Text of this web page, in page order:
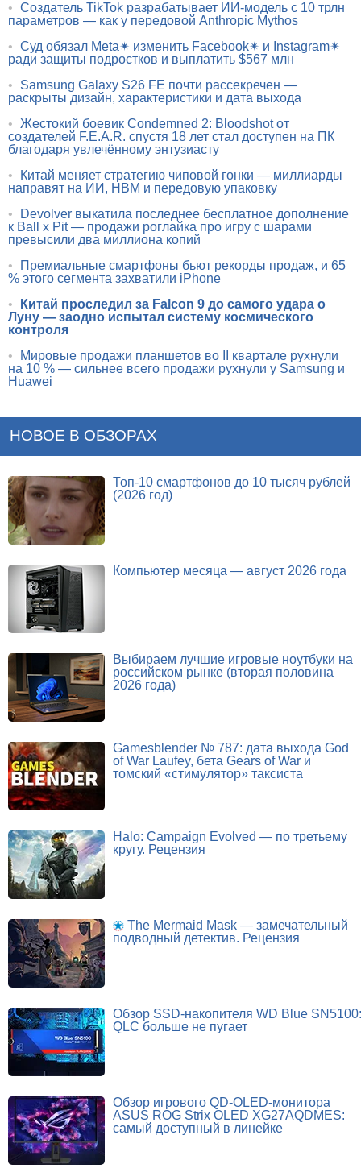
• Создатель TikTok разрабатывает ИИ-модель с 10 трлн
параметров — как у передовой Anthropic Mythos
• Суд обязал Meta✴ изменить Facebook✴ и Instagram✴
ради защиты подростков и выплатить $567 млн
•
Samsung Galaxy S26 FE почти рассекречен —
раскрыты дизайн, характеристики и дата выхода
• Жестокий боевик Condemned 2: Bloodshot от
создателей F.E.A.R. спустя 18 лет стал доступен на ПК
благодаря увлечённому энтузиасту
•
Китай меняет стратегию чиповой гонки — миллиарды
направят на ИИ, HBM и передовую упаковку
•
Devolver выкатила последнее бесплатное дополнение
к Ball x Pit — продажи роглайка про игру с шарами
превысили два миллиона копий
•
Премиальные смартфоны бьют рекорды продаж, и 65
% этого сегмента захватили iPhone
•
Китай проследил за Falcon 9 до самого удара о
Луну — заодно испытал систему космического
контроля
•
Мировые продажи планшетов во II квартале рухнули
на 10 % — сильнее всего продажи рухнули у Samsung и
Huawei
НОВОЕ В ОБЗОРАХ
Топ-10 смартфонов до 10 тысяч рублей
(2026 год)
Компьютер месяца — август 2026 года
Выбираем лучшие игровые ноутбуки на
российском рынке (вторая половина
2026 года)
Gamesblender № 787: дата выхода God
of War Laufey, бета Gears of War и
томский «стимулятор» таксиста
Halo: Campaign Evolved — по третьему
кругу. Рецензия
The Mermaid Mask — замечательный
подводный детектив. Рецензия
Обзор SSD-накопителя WD Blue SN5100:
QLC больше не пугает
Обзор игрового QD-OLED-монитора
ASUS ROG Strix OLED XG27AQDMES:
самый доступный в линейке